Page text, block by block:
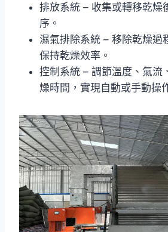
排放系統 – 收集或轉移乾燥
序。
濕氣排除系統 – 移除乾燥過
保持乾燥效率。
控制系統 – 調節溫度、氣流
燥時間，實現自動或手動操